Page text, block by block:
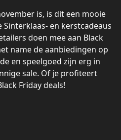
is, is dit een mooie
en kerstcadeaus
doen mee aan Black
name de aanbiedingen op
en speelgoed zijn erg in
sale. Of je profiteert
Friday deals!